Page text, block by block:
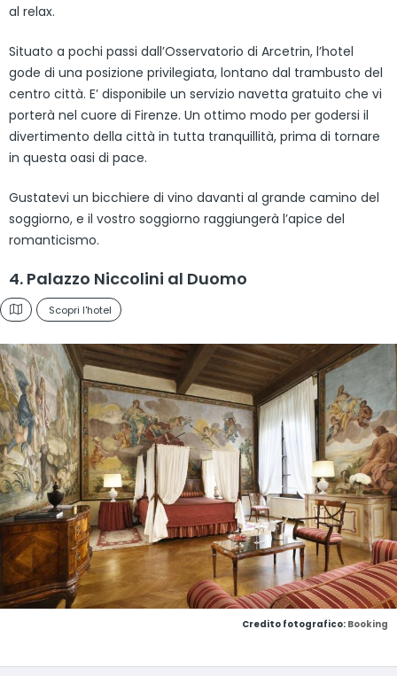
al relax.
Situato a pochi passi dall’Osservatorio di Arcetrin, l’hotel
gode di una posizione privilegiata, lontano dal trambusto del
centro città. E’ disponibile un servizio navetta gratuito che vi
porterà nel cuore di Firenze. Un ottimo modo per godersi il
divertimento della città in tutta tranquillità, prima di tornare
in questa oasi di pace.
Gustatevi un bicchiere di vino davanti al grande camino del
soggiorno, e il vostro soggiorno raggiungerà l’apice del
romanticismo.
4. Palazzo Niccolini al Duomo
Scopri l'hotel
Credito fotografico: Booking